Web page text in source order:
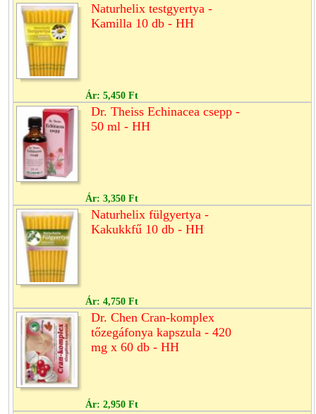
Naturhelix testgyertya -
Kamilla 10 db - HH
Ár: 5,450 Ft
Dr. Theiss Echinacea csepp -
50 ml - HH
Ár: 3,350 Ft
Naturhelix fülgyertya -
Kakukkfű 10 db - HH
Ár: 4,750 Ft
Dr. Chen Cran-komplex
tőzegáfonya kapszula - 420
mg x 60 db - HH
Ár: 2,950 Ft